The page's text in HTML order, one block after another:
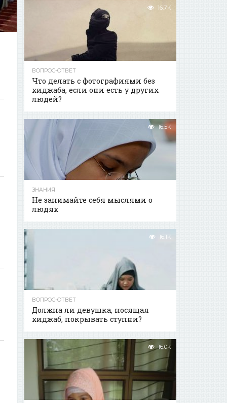
16.7K
ВОПРОС-ОТВЕТ
Что делать с фотографиями без
хиджаба, если они есть у других
людей?
16.5K
ЗНАНИЯ
Не занимайте себя мыслями о
людях
16.1K
ВОПРОС-ОТВЕТ
Должна ли девушка, носящая
хиджаб, покрывать ступни?
16.0K